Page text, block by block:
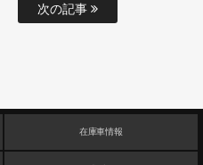
次の記事
在庫車情報